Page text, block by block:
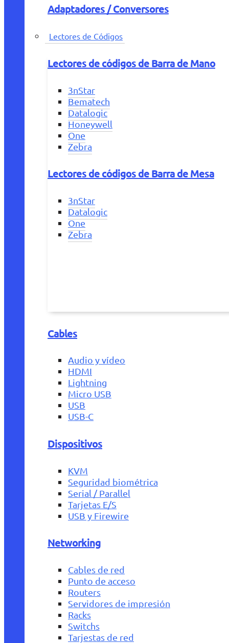
Adaptadores / Conversores
Lectores de Códigos
Lectores de códigos de Barra de Mano
3nStar
Bematech
Datalogic
Honeywell
One
Zebra
Lectores de códigos de Barra de Mesa
3nStar
Datalogic
One
Zebra
Cables
Audio y vídeo
HDMI
Lightning
Micro USB
USB
USB-C
Dispositivos
KVM
Seguridad biométrica
Serial / Parallel
Tarjetas E/S
USB y Firewire
Networking
Cables de red
Punto de acceso
Routers
Servidores de impresión
Racks
Switchs
Tarjestas de red